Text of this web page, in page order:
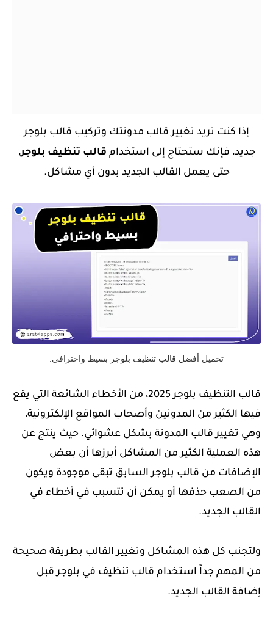
إذا كنت تريد تغيير قالب مدونتك وتركيب قالب بلوجر
جديد، فإنك ستحتاج إلى استخدام قالب تنظيف بلوجر،
حتى يعمل القالب الجديد بدون أي مشاكل.
تحميل أفضل قالب تنظيف بلوجر بسيط واحترافي.
قالب التنظيف بلوجر 2025، من الأخطاء الشائعة التي يقع
فيها الكثير من المدونين وأصحاب المواقع الإلكترونية،
وهي تغيير قالب المدونة بشكل عشوائي. حيث ينتج عن
هذه العملية الكثير من المشاكل أبرزها أن بعض
الإضافات من قالب بلوجر السابق تبقى موجودة ويكون
من الصعب حذفها أو يمكن أن تتسبب في أخطاء في
القالب الجديد.
ولتجنب كل هذه المشاكل وتغيير القالب بطريقة صحيحة
من المهم جداً استخدام قالب تنظيف في بلوجر قبل
إضافة القالب الجديد.